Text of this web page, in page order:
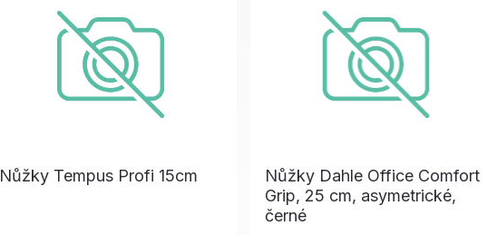
Nůžky Tempus Profi 15cm
Nůžky Dahle Office Comfort
Grip, 25 cm, asymetrické,
černé